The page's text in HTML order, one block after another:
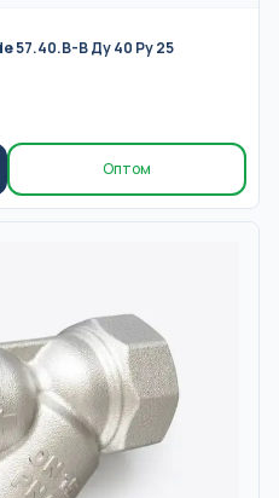
57.40.В-В Ду 40 Ру 25
Оптом